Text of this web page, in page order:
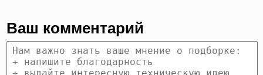
Ваш комментарий